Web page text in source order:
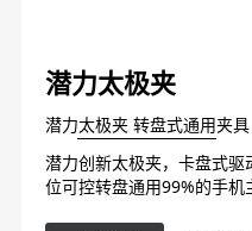
潜力太极夹
潜力太极夹 转盘式通用夹具
潜力创新太极夹，卡盘式驱
位可控转盘通用99%的手机